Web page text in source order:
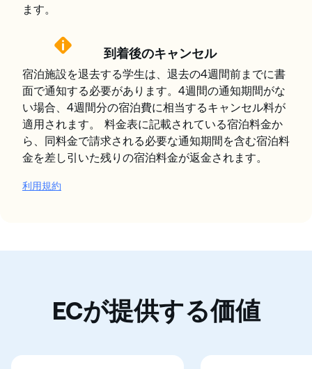
ます。
到着後のキャンセル
宿泊施設を退去する学生は、退去の4週間前までに書
面で通知する必要があります。4週間の通知期間がな
い場合、4週間分の宿泊費に相当するキャンセル料が
適用されます。 料金表に記載されている宿泊料金か
ら、同料金で請求される必要な通知期間を含む宿泊料
金を差し引いた残りの宿泊料金が返金されます。
利用規約
ECが提供する価値